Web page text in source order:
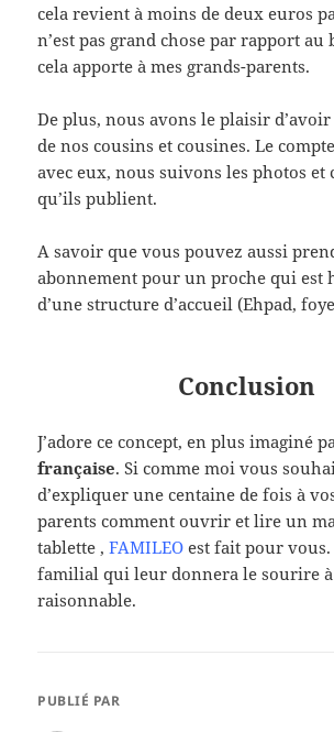
cela revient à moins de deux euros
n’est pas grand chose par rapport
cela apporte à mes grands-parents.
De plus, nous avons le plaisir
de nos cousins et cousines. Le
avec eux, nous suivons les photos et
qu’ils publient.
A savoir que vous pouvez aussi
abonnement pour un proche qui est
d’une structure d’accueil (Ehpad,
Conclusion
J’adore ce concept, en plus imaginé
française. Si comme moi vous
d’expliquer une centaine de fois à
parents comment ouvrir et lire un
tablette ,FAMILEO est fait pour
familial qui leur donnera le sourire
raisonnable.
PUBLIÉ PAR